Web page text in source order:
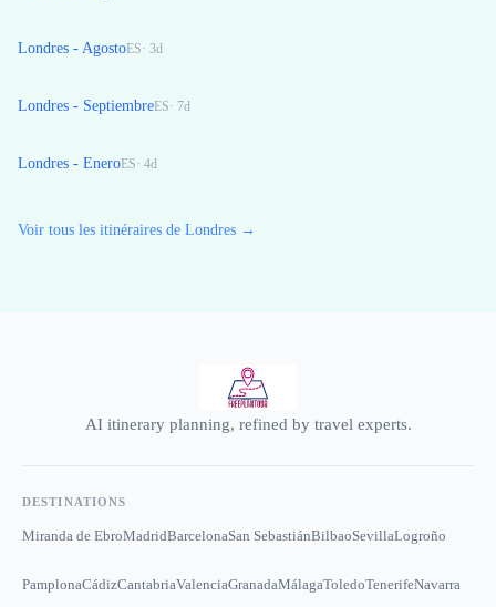
Londres - AgostoES· 3d
Londres - SeptiembreES· 7d
Londres - EneroES· 4d
Voir tous les itinéraires de Londres →
AI itinerary planning, refined by travel experts.
DESTINATIONS
Miranda de EbroMadridBarcelonaSan SebastiánBilbaoSevillaLogroño
PamplonaCádizCantabriaValenciaGranadaMálagaToledoTenerifeNavarra